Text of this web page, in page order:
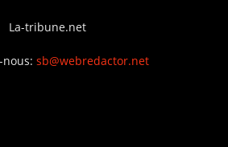
La-tribune.net
nous: sb@webredactor.net